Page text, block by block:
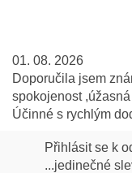
01. 08. 2026
Doporučila jsem
spokojenost
Účinné s rychlým
Přihlásit se k
...jedinečné